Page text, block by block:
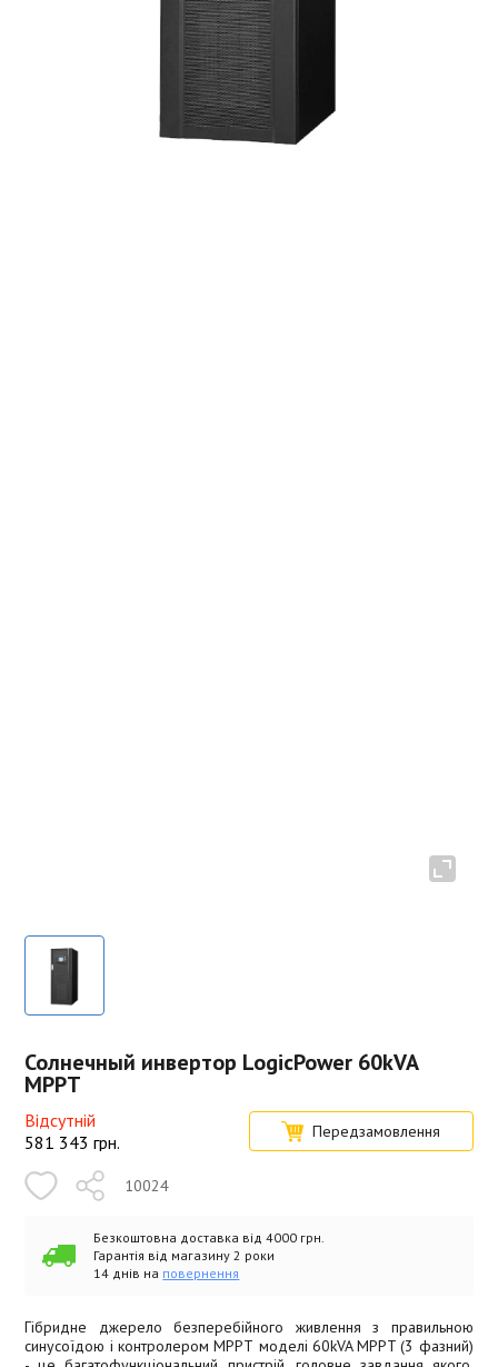
Солнечный инвертор LogicPower 60kVA
MPPT
Відсутній
581 343 грн. Передзамовлення
10024
Безкоштовна доставка від 4000 грн.
Гарантія від магазину 2 роки
14 днів на повернення
Гібридне джерело безперебійного живлення з правильною
синусоїдою і контролером МРРТ моделі 60kVA MPPT (3 фазний)